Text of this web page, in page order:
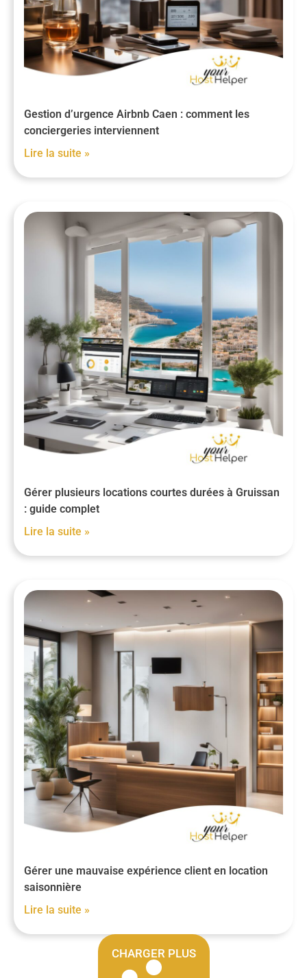
Gestion d’urgence Airbnb Caen : comment les
conciergeries interviennent
Lire la suite »
Gérer plusieurs locations courtes durées à Gruissan
: guide complet
Lire la suite »
Gérer une mauvaise expérience client en location
saisonnière
Lire la suite »
CHARGER PLUS